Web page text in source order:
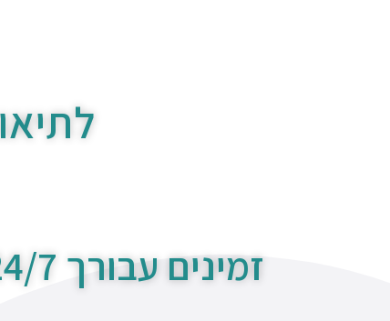
זמינים עבורך 24/7